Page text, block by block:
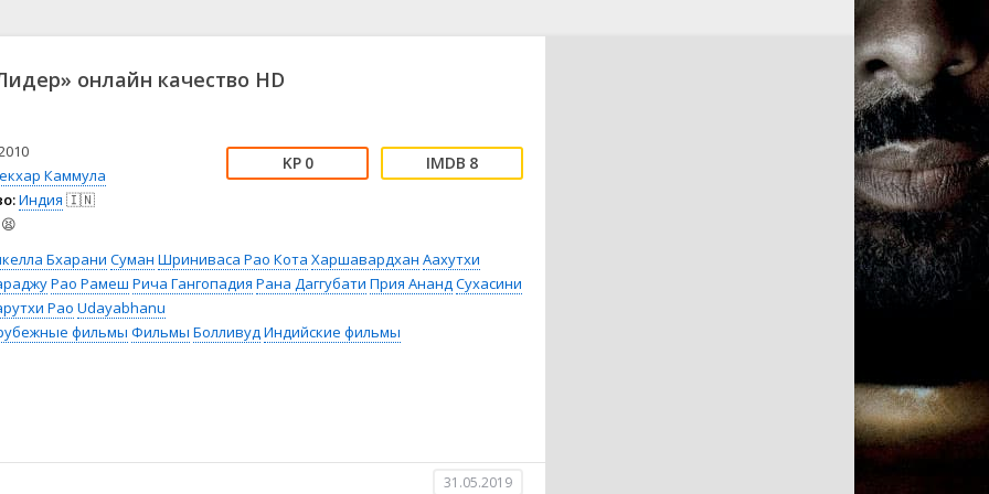
👨‍💼 Новости
тв
😱 Ужасы
🤠 Фильм-нуар
🧝‍♂️ Фэнтези
онлайн качество HD
Каммула
Индия 🇮🇳
😫
0 8
Бхарани Суман Шриниваса Рао Кота Харшавардхан Аахутхи
Рао Рамеш Рича Гангопадия Рана Даггубати Прия АнандСухасини
Рао Udayabhanu
фильмы Фильмы БолливудИндийские фильмы
31.05.2019